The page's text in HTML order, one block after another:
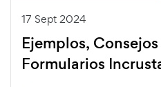
17 Sept 2024
Ejemplos,
Formularios